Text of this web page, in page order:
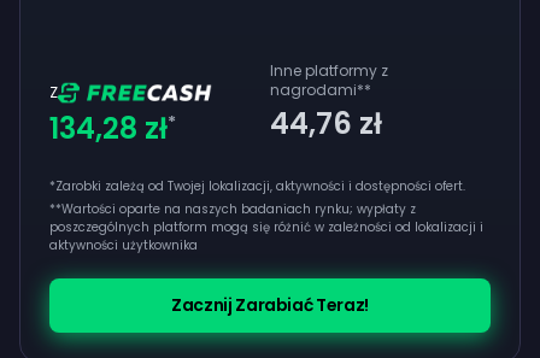
Z
134,28 zł*
Inne platformy z
nagrodami**
44,76 zł
*Zarobki zależą od Twojej lokalizacji, aktywności i dostępności ofert.
**Wartości oparte na naszych badaniach rynku; wypłaty z
poszczególnych platform mogą się różnić w zależności od lokalizacji i
aktywności użytkownika
Zacznij Zarabiać Teraz!